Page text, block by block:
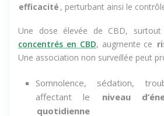
risque d’exposition excessive
Une dose élevée de CBD,
concentrés en CBD , augmente ce
Somnolence, sédation,
affectant le